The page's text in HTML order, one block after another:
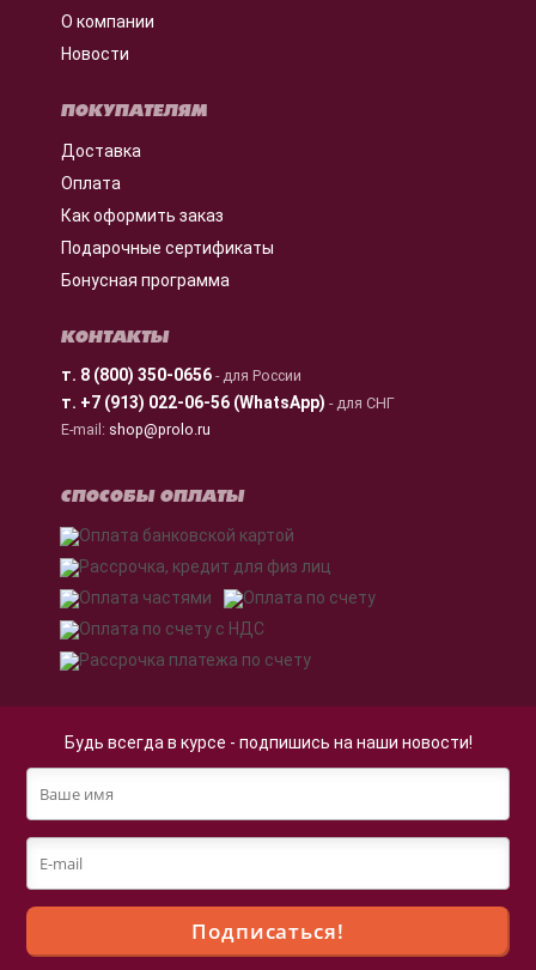
О компании
Новости
ПОКУПАТЕЛЯМ
Доставка
Оплата
Как оформить заказ
Подарочные сертификаты
Бонусная программа
КОНТАКТЫ
т. 8 (800) 350-0656- для России
т. +7 (913) 022-06-56 (WhatsApp) - для СНГ
E-mail: shop@prolo.ru
СПОСОБЫ ОПЛАТЫ
Будь всегда в курсе - подпишись на наши новости!